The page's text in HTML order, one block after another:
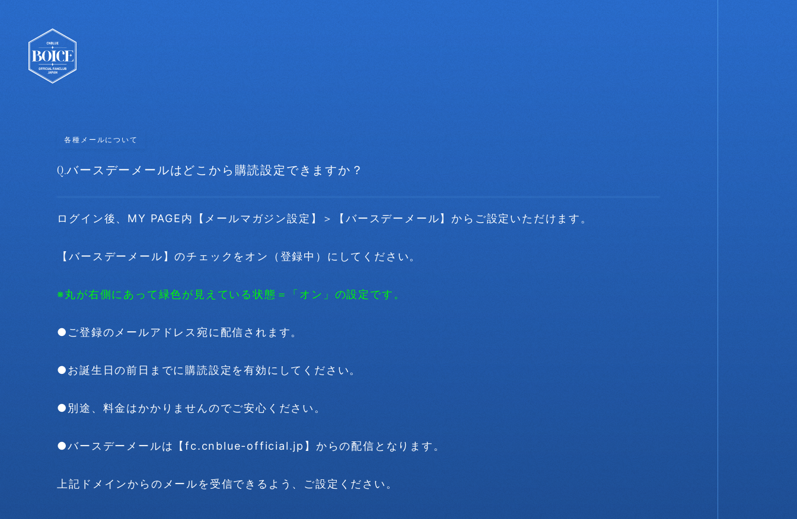
各種メールについて
Q.バースデーメールはどこから購読設定できますか？
ログイン後、MY PAGE内【メールマガジン設定】＞【バースデーメール】からご設定いただけます。
【バースデーメール】のチェックをオン（登録中）にしてください。
※丸が右側にあって緑色が見えている状態＝「オン」の設定です。
●ご登録のメールアドレス宛に配信されます。
●お誕生日の前日までに購読設定を有効にしてください。
●別途、料金はかかりませんのでご安心ください。
●バースデーメールは【fc.cnblue-official.jp】からの配信となります。
上記ドメインからのメールを受信できるよう、ご設定ください。